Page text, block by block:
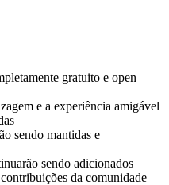
gratuito e open
e a experiência amigável
sendo mantidas e
sendo adicionados
da comunidade